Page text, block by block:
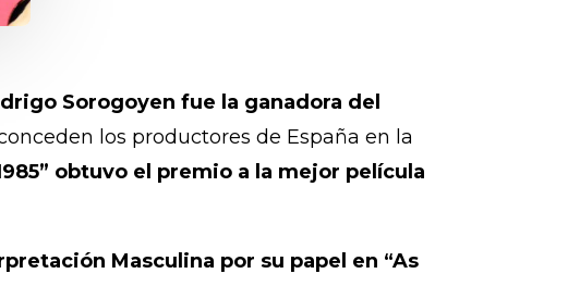
Sorogoyen fue la ganadora del
los productores de España en la
obtuvo el premio a la mejor película
Masculina por su papel en “As